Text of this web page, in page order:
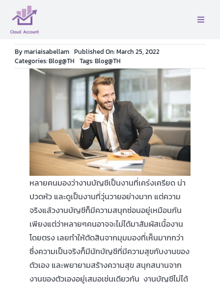
content
Toggle
หน้าเเรก
เกี่ยวกับเรา
ติดต่อ
บล็อค
สมัครใช้บริการ
เข้าสู่ระบบ
Bymariaisabellam Published On: March 25, 2022
Categories:Blog@TH Tags:Blog@TH
หลายคนมองว่างานบัญชีเป็นงานที่เคร่งเครียด น่า
ปวดหัว และดูเป็นงานที่วุ่นวายอย่างมาก แต่ความ
จริงแล้วงานบัญชีก็มีความสนุกซ่อนอยู่เหมือนกัน
เพียงแต่ว่าหลายๆคนอาจจะไม่ได้มาสัมผัสเนื้องาน
โดยตรง เลยทำให้ตัดสินจากมุมมองที่เห็นมากกว่า
ซึ่งความเป็นจริงก็มีนักบัญชีที่มีความสุขกับงานของ
ตัวเอง และพยายามสร้างความสุข สนุกสนานจาก
งานของตัวเองอยู่เสมอเช่นเดียวกัน งานบัญชีไม่ได้